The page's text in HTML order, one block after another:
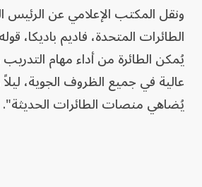
ونقل المكتب الإعلامي عن الرئيس
الطائرات المتحدة، فاديم باديكا،
يُمكن الطائرة من أداء مهام التدريب
عالية في جميع الظروف الجوية،
يُضاهي منصات الطائرات الحديثة".